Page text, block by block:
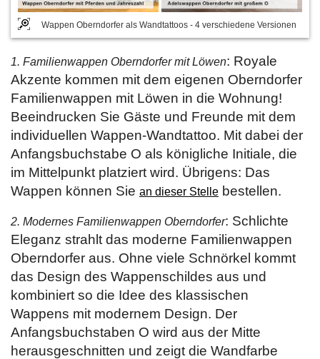
Wappen Oberndorfer als Wandtattoos - 4 verschiedene Versionen
1. Familienwappen Oberndorfer mit Löwen: Royale
Akzente kommen mit dem eigenen Oberndorfer
Familienwappen mit Löwen in die Wohnung!
Beeindrucken Sie Gäste und Freunde mit dem
individuellen Wappen-Wandtattoo. Mit dabei der
Anfangsbuchstabe O als königliche Initiale, die
im Mittelpunkt platziert wird. Übrigens: Das
Wappen können Sie an dieser Stelle bestellen.
2. Modernes Familienwappen Oberndorfer: Schlichte
Eleganz strahlt das moderne Familienwappen
Oberndorfer aus. Ohne viele Schnörkel kommt
das Design des Wappenschildes aus und
kombiniert so die Idee des klassischen
Wappens mit modernem Design. Der
Anfangsbuchstaben O wird aus der Mitte
herausgeschnitten und zeigt die Wandfarbe